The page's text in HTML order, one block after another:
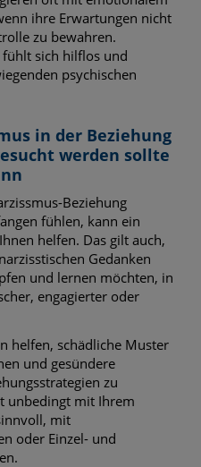
ihre Erwartungen nicht
zu bewahren.
fühlt sich hilflos und
psychischen
in der Beziehung
werden sollte
Beziehung
fühlen, kann ein
helfen. Das gilt auch,
Gedanken
und lernen möchten, in
engagierter oder
helfen, schädliche Muster
und gesündere
zu
unbedingt mit Ihrem
mit
oder Einzel- und